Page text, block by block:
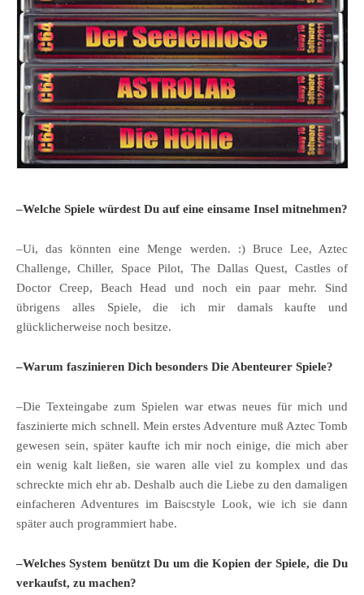
–Welche Spiele würdest Du auf eine einsame Insel mitnehmen?
–Ui, das könnten eine Menge werden. :) Bruce Lee, Aztec
Challenge, Chiller, Space Pilot, The Dallas Quest, Castles of
Doctor Creep, Beach Head und noch ein paar mehr. Sind
übrigens alles Spiele, die ich mir damals kaufte und
glücklicherweise noch besitze.
–Warum faszinieren Dich besonders Die Abenteurer Spiele?
–Die Texteingabe zum Spielen war etwas neues für mich und
faszinierte mich schnell. Mein erstes Adventure muß Aztec Tomb
gewesen sein, später kaufte ich mir noch einige, die mich aber
ein wenig kalt ließen, sie waren alle viel zu komplex und das
schreckte mich ehr ab. Deshalb auch die Liebe zu den damaligen
einfacheren Adventures im Baiscstyle Look, wie ich sie dann
später auch programmiert habe.
–Welches System benützt Du um die Kopien der Spiele, die Du
verkaufst, zu machen?